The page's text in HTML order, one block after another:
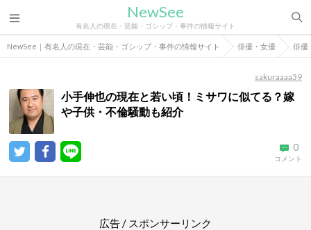
NewSee
有名人の現在・芸能・ゴシップ・事件の情報サイト
NewSee｜有名人の現在・芸能・ゴシップ・事件の情報サイト 俳優・女優 俳優
sakuraaaa39
小手伸也の現在と若い頃！ミサワに似てる？嫁
や子供・不倫騒動も紹介
0
コメント
広告 / スポンサーリンク